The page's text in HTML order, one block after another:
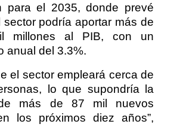
para el 2035, donde prevé
podría aportar más de
millones al PIB, con un
anual del 3.3%.
el sector empleará cerca de
lo que supondría la
más de 87 mil nuevos
los próximos diez años”,